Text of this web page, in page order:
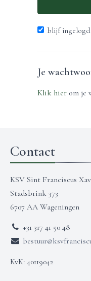
blijf ingelogd
Je
Klik hier om je
Contact
KSV Sint Franciscus
Stadsbrink 373
6707 AA Wageningen
+31 317 41 50 48
KvK: 40119042